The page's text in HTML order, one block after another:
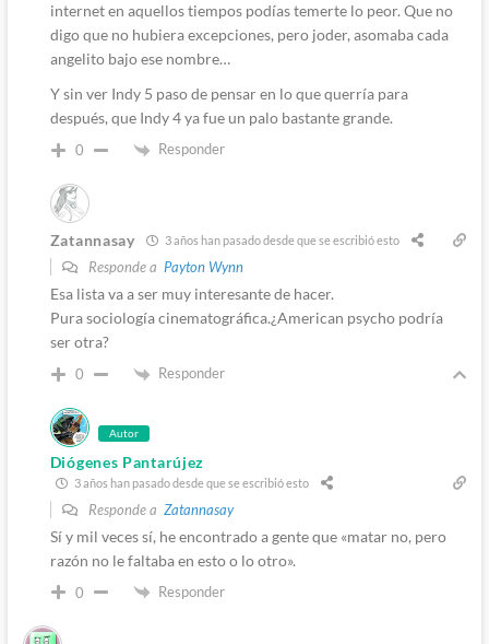
internet en aquellos tiempos podías temerte lo peor. Que no
digo que no hubiera excepciones, pero joder, asomaba cada
angelito bajo ese nombre…
Y sin ver Indy 5 paso de pensar en lo que querría para
después, que Indy 4 ya fue un palo bastante grande.
0 Responder
Zatannasay 3 años han pasado desde que se escribió esto
Responde a Payton Wynn
Esa lista va a ser muy interesante de hacer.
Pura sociología cinematográfica.¿American psycho podría
ser otra?
0 Responder
Autor
Diógenes Pantarújez
3 años han pasado desde que se escribió esto
Responde a Zatannasay
Sí y mil veces sí, he encontrado a gente que «matar no, pero
razón no le faltaba en esto o lo otro».
0 Responder